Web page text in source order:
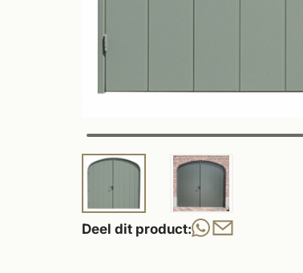
Deel dit product: